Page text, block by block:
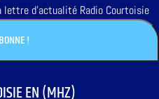
lettre d'actualité Radio Courtoisie
EN (MHZ)